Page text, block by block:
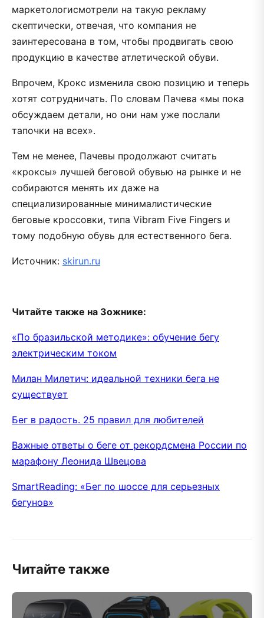
маркетологисмотрели на такую рекламу
скептически, отвечая, что компания не
заинтересована в том, чтобы продвигать свою
продукцию в качестве атлетической обуви.
Впрочем, Крокс изменила свою позицию и теперь
хотят сотрудничать. По словам Пачева «мы пока
обсуждаем детали, но они нам уже послали
тапочки на всех».
Тем не менее, Пачевы продолжают считать
«кроксы» лучшей беговой обувью на рынке и не
собираются менять их даже на
специализированные минималистические
беговые кроссовки, типа Vibram Five Fingers и
тому подобную обувь для естественного бега.
Источник: skirun.ru
Читайте также на Зожнике:
«По бразильской методике»: обучение бегу
электрическим током
Милан Милетич: идеальной техники бега не
существует
Бег в радость. 25 правил для любителей
Важные ответы о беге от рекордсмена России по
марафону Леонида Швецова
SmartReading: «Бег по шоссе для серьезных
бегунов»
Читайте также